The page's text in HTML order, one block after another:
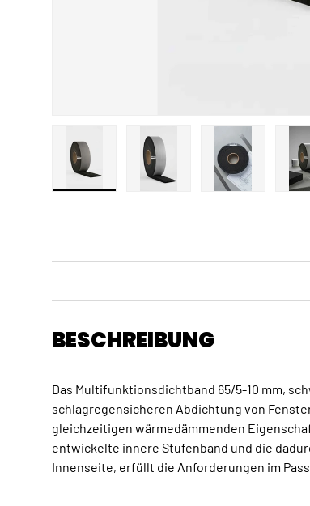
BESCHREIBUNG
Das Multifunktionsdichtband 65/5-10 mm,
schlagregensicheren Abdichtung von
gleichzeitigen wärmedämmenden
entwickelte innere Stufenband und die
Innenseite, erfüllt die Anforderungen im